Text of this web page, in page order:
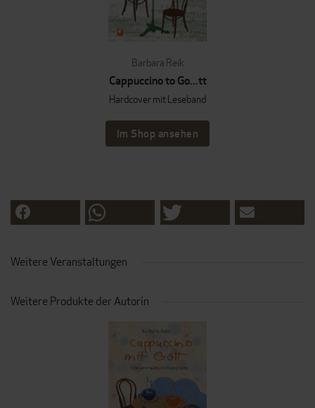
Barbara Reik
Cappuccino to Go...tt
Hardcover mit Leseband
Im Shop ansehen
Weitere Veranstaltungen
Weitere Produkte der Autorin